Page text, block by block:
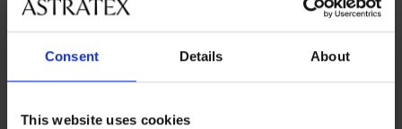
Consent Details About
This website uses cookies